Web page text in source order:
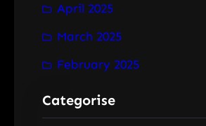
April 2025
March 2025
February 2025
Categorise